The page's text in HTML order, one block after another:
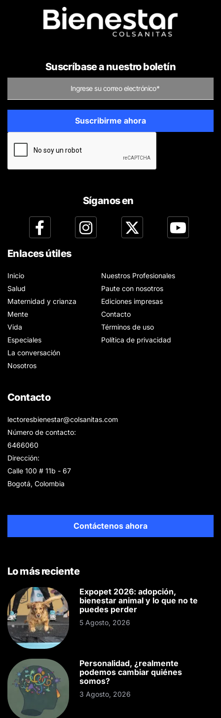
Suscríbase a nuestro boletín
Síganos en
Enlaces útiles
Inicio
Salud
Maternidad y crianza
Mente
Vida
Especiales
La conversación
Nosotros
Nuestros Profesionales
Paute con nosotros
Ediciones impresas
Contacto
Términos de uso
Política de privacidad
Contacto
lectoresbienestar@colsanitas.com
Número de contacto:
6466060
Dirección:
Calle 100 # 11b - 67
Bogotá, Colombia
Contáctenos ahora
Lo más reciente
Expopet 2026: adopción,
bienestar animal y lo que no te
puedes perder
5 Agosto, 2026
Personalidad, ¿realmente
podemos cambiar quiénes
somos?
3 Agosto, 2026